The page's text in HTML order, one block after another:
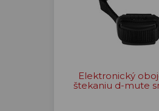
Elektronický
štekaniu d-mute